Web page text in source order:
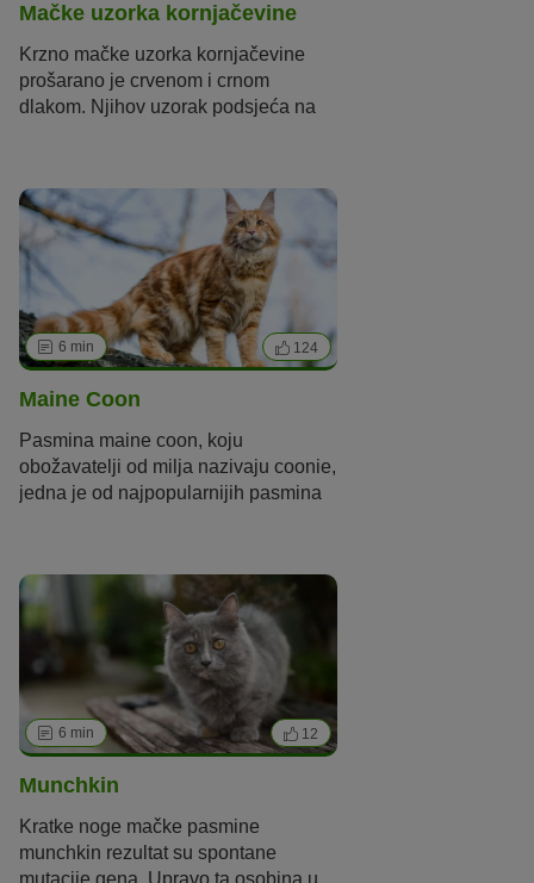
Mačke uzorka kornjačevine
Krzno mačke uzorka kornjačevine
prošarano je crvenom i crnom
dlakom. Njihov uzorak podsjeća na
ženke. U nastavku vam donosimo
objašnjenje zašto je to tako.
6 min 124
Maine Coon
Pasmina maine coon, koju
obožavatelji od milja nazivaju coonie,
jedna je od najpopularnijih pasmina
poluduga dlaka i, prije svega,
impresivna veličina. Mačka ove
pasmine može biti duga čak 120
centimetara.
6 min 12
Munchkin
Kratke noge mačke pasmine
munchkin rezultat su spontane
mutacije gena. Upravo ta osobina u